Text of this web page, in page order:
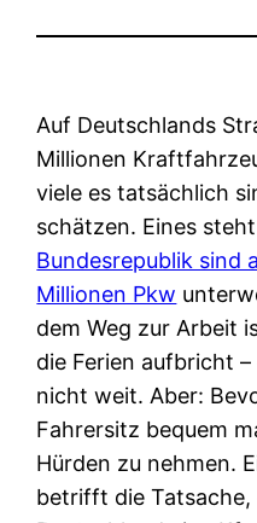
Auf Deutschlands
Millionen
viele es tatsächlich
schätzen. Eines
Bundesrepublik sind
Millionen Pkw
dem Weg zur Arbeit
die Ferien aufbricht
nicht weit. Aber:
Fahrersitz bequem
Hürden zu nehmen.
betrifft die Tatsache,